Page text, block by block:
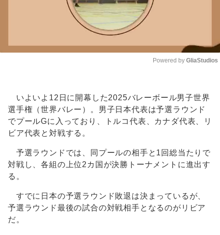
Powered by GliaStudios
いよいよ12日に開幕した2025バレーボール男子世界
選手権（世界バレー）。男子日本代表は予選ラウンド
でプールGに入っており、トルコ代表、カナダ代表、リ
ビア代表と対戦する。
予選ラウンドでは、同プールの相手と1回総当たりで
対戦し、各組の上位2カ国が決勝トーナメントに進出す
る。
すでに日本の予選ラウンド敗退は決まっているが、
予選ラウンド最後の試合の対戦相手となるのがリビア
だ。